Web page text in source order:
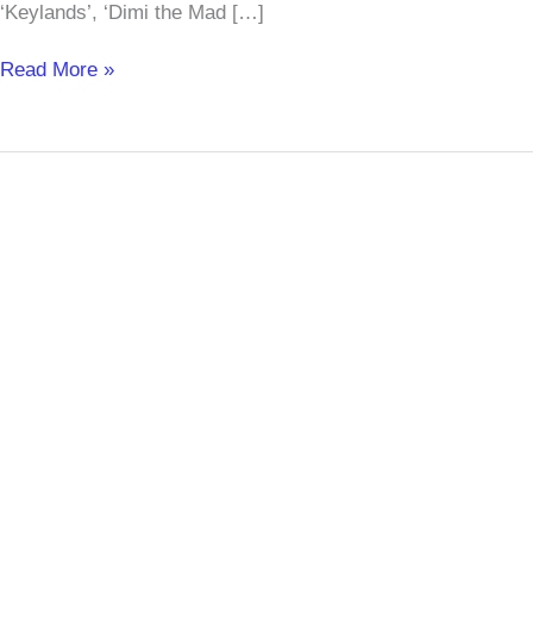
‘Keylands’, ‘Dimi the Mad […]
Read More »